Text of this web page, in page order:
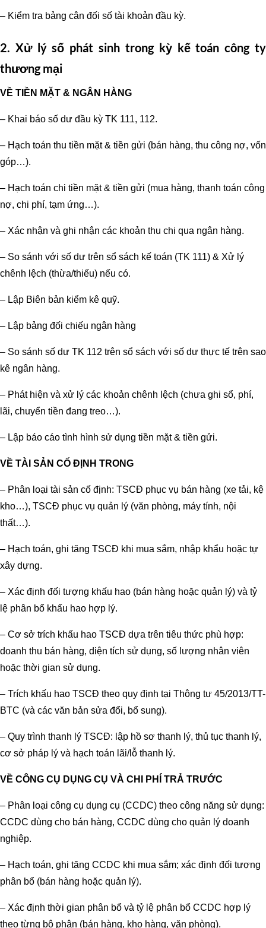
– Kiểm tra bảng cân đối số tài khoản đầu kỳ.
2. Xử lý số phát sinh trong kỳ kế toán công ty
thương mại
VỀ TIỀN MẶT & NGÂN HÀNG
– Khai báo số dư đầu kỳ TK 111, 112.
– Hạch toán thu tiền mặt & tiền gửi (bán hàng, thu công nợ, vốn
góp…).
– Hạch toán chi tiền mặt & tiền gửi (mua hàng, thanh toán công
nợ, chi phí, tạm ứng…).
– Xác nhận và ghi nhận các khoản thu chi qua ngân hàng.
– So sánh với số dư trên sổ sách kế toán (TK 111) & Xử lý
chênh lệch (thừa/thiếu) nếu có.
– Lập Biên bản kiểm kê quỹ.
– Lập bảng đối chiếu ngân hàng
– So sánh số dư TK 112 trên sổ sách với số dư thực tế trên sao
kê ngân hàng.
– Phát hiện và xử lý các khoản chênh lệch (chưa ghi sổ, phí,
lãi, chuyển tiền đang treo…).
– Lập báo cáo tình hình sử dụng tiền mặt & tiền gửi.
VỀ TÀI SẢN CỐ ĐỊNH TRONG
– Phân loại tài sản cố định: TSCĐ phục vụ bán hàng (xe tải, kệ
kho…), TSCĐ phục vụ quản lý (văn phòng, máy tính, nội
thất…).
– Hạch toán, ghi tăng TSCĐ khi mua sắm, nhập khẩu hoặc tự
xây dựng.
– Xác định đối tượng khấu hao (bán hàng hoặc quản lý) và tỷ
lệ phân bổ khấu hao hợp lý.
– Cơ sở trích khấu hao TSCĐ dựa trên tiêu thức phù hợp:
doanh thu bán hàng, diện tích sử dụng, số lượng nhân viên
hoặc thời gian sử dụng.
– Trích khấu hao TSCĐ theo quy định tại Thông tư 45/2013/TT-
BTC (và các văn bản sửa đổi, bổ sung).
– Quy trình thanh lý TSCĐ: lập hồ sơ thanh lý, thủ tục thanh lý,
cơ sở pháp lý và hạch toán lãi/lỗ thanh lý.
VỀ CÔNG CỤ DỤNG CỤ VÀ CHI PHÍ TRẢ TRƯỚC
– Phân loại công cụ dụng cụ (CCDC) theo công năng sử dụng:
CCDC dùng cho bán hàng, CCDC dùng cho quản lý doanh
nghiệp.
– Hạch toán, ghi tăng CCDC khi mua sắm; xác định đối tượng
phân bổ (bán hàng hoặc quản lý).
– Xác định thời gian phân bổ và tỷ lệ phân bổ CCDC hợp lý
theo từng bộ phận (bán hàng, kho hàng, văn phòng).